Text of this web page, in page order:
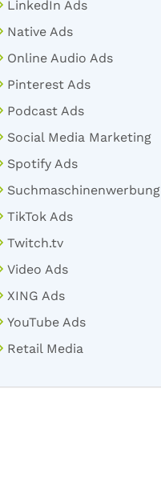
LinkedIn Ads
Native Ads
Online Audio Ads
Pinterest Ads
Podcast Ads
Social Media Marketing
Spotify Ads
Suchmaschinenwerbung
TikTok Ads
Twitch.tv
Video Ads
XING Ads
YouTube Ads
Retail Media